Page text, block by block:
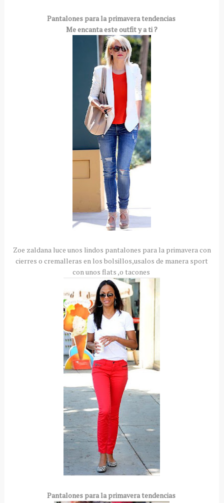
Pantalones para la primavera tendencias
Me encanta este outfit y a ti ?
Zoe zaldana luce unos lindos pantalones para la primavera con
cierres o cremalleras en los bolsillos,usalos de manera sport
con unos flats ,o tacones
Pantalones para la primavera tendencias